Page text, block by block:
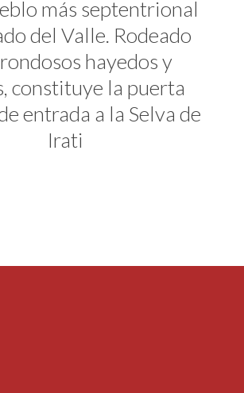
más septentrional
del Valle. Rodeado
hayedos y
constituye la puerta
entrada a la Selva de
Irati